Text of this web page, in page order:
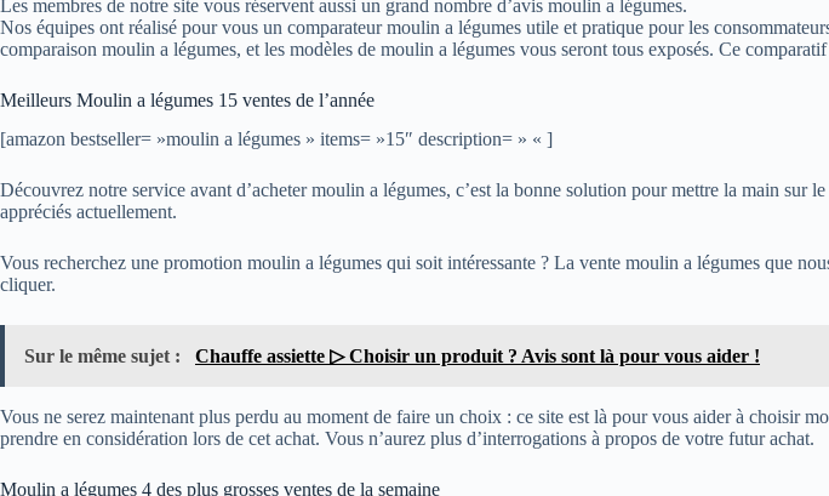
Les membres de notre site vous réservent aussi un grand nombre d’avis moulin a légumes.
Nos équipes ont réalisé pour vous un comparateur moulin a légumes utile et pratique pour les
comparaison moulin a légumes, et les modèles de moulin a légumes vous seront tous exposés. Ce
Meilleurs Moulin a légumes 15 ventes de l’année
[amazon bestseller= »moulin a légumes » items= »15″ description= » « ]
Découvrez notre service avant d’acheter moulin a légumes, c’est la bonne solution pour mettre la main
appréciés actuellement.
Vous recherchez une promotion moulin a légumes qui soit intéressante ? La vente moulin a légumes que
cliquer.
Sur le même sujet : Chauffe assiette ▷ Choisir un produit ? Avis sont là pour vous aider !
Vous ne serez maintenant plus perdu au moment de faire un choix : ce site est là pour vous aider à choisir
prendre en considération lors de cet achat. Vous n’aurez plus d’interrogations à propos de votre futur achat.
Moulin a légumes 4 des plus grosses ventes de la semaine